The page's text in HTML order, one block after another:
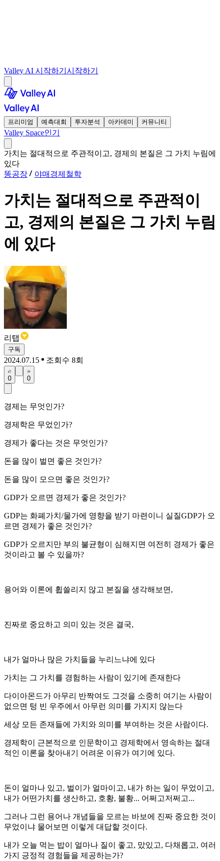
Valley AI 시작하기 시작하기
프리미엄 예측대회 투자분석 아카데미 커뮤니티
Valley Space인기
가치는 절대적으로 주관적이고, 경제의 본질은 그 가치 누림에
있다
똥공장
야매경제철학
가치는 절대적으로 주관적이
고, 경제의 본질은 그 가치 누림
에 있다
리탭
구독
2024.07.15 조회수 8회
0 0
경제는 무엇인가?
경제학은 무었인가?
경제가 좋다는 것은 무엇인가?
돈을 많이 벌면 좋은 것인가?
돈을 많이 모으면 좋은 것인가?
GDP가 오르면 경제가 좋은 것인가?
GDP는 화폐가치/물가에 영향을 받기 마련이니 실질GDP가 오
르면 경제가 좋은 것인가?
GDP가 오르지만 부의 불균형이 심해지면 여전히 경제가 좋은
것이라고 볼 수 있을까?
용어와 이론에 휩쓸리지 않고 본질을 생각해보면,
진짜로 중요하고 의미 있는 것은 결국,
내가 얼마나 많은 가치들을 누리느냐에 있다
가치는 그 가치를 경험하는 사람이 있기에 존재한다
다이아몬드가 아무리 반짝여도 그것을 소중히 여기는 사람이
없으면 텅 빈 우주에서 아무런 의미를 가지지 않는다
세상 모든 존재들에 가치와 의미를 부여하는 것은 사람이다.
경제학이 근본적으로 인문학이고 경제학에서 영속하는 절대
적인 이론을 찾아내기 어려운 이유가 여기에 있다.
돈이 얼마나 있고, 벌이가 얼마이고, 내가 하는 일이 무었이고,
내가 어떤가치를 생산하고, 호황, 불황... 어쩌고저쩌고...
그러나 그런 용어나 개념들을 모르는 바보에 진짜 중요한 것이
무었이냐 물어보면 이렇게 대답할 것이다.
내가 오늘 먹는 밥이 얼마나 질이 좋고, 맜있고, 다채롭고, 여러
가지 긍정적 경험들을 제공하는가?